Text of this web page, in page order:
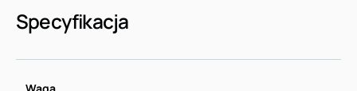
Specyfikacja